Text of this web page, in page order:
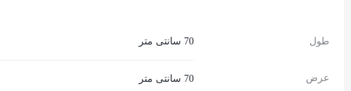
طول 70 سانتی متر
عرض 70 سانتی متر